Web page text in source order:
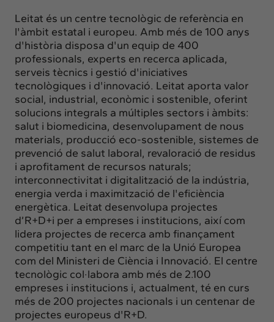
Leitat és un centre tecnològic de referència en
l'àmbit estatal i europeu. Amb més de 100 anys
d'història disposa d'un equip de 400
professionals, experts en recerca aplicada,
serveis tècnics i gestió d'iniciatives
tecnològiques i d'innovació. Leitat aporta valor
social, industrial, econòmic i sostenible, oferint
solucions integrals a múltiples sectors i àmbits:
salut i biomedicina, desenvolupament de nous
materials, producció eco-sostenible, sistemes de
prevenció de salut laboral, revaloració de residus
i aprofitament de recursos naturals;
interconnectivitat i digitalització de la indústria,
energia verda i maximització de l'eficiència
energètica. Leitat desenvolupa projectes
d’R+D+i per a empreses i institucions, així com
lidera projectes de recerca amb finançament
competitiu tant en el marc de la Unió Europea
com del Ministeri de Ciència i Innovació. El centre
tecnològic col·labora amb més de 2.100
empreses i institucions i, actualment, té en curs
més de 200 projectes nacionals i un centenar de
projectes europeus d'R+D.